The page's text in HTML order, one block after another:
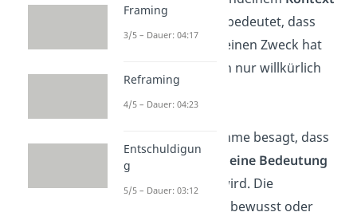
sinnvoll
ist. Das bedeutet, dass
jedes Verhalten einen Zweck hat
und nicht einfach nur willkürlich
Die zweite Annahme besagt, dass
jedem Verhalten
eine Bedeutung
zugeschrieben
wird. Die
Bedeutung kann bewusst oder
Framing
3/5 – Dauer: 04:17
Reframing
4/5 – Dauer: 04:23
Entschuldigun
g
5/5 – Dauer: 03:12